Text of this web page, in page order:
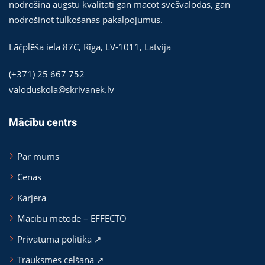
nodrošina augstu kvalitāti gan mācot svešvalodas, gan
nodrošinot tulkošanas pakalpojumus.
Lāčplēša iela 87C, Rīga, LV-1011 , Latvija
(+371) 25 667 752
valoduskola@skrivanek.lv
Mācību centrs
Par mums
Cenas
Karjera
Mācību metode – EFFECTO
Privātuma politika ↗
Trauksmes celšana ↗